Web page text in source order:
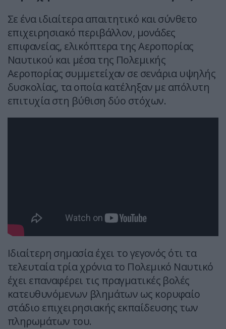
Σε ένα ιδιαίτερα απαιτητικό και σύνθετο
επιχειρησιακό περιβάλλον, μονάδες
επιφανείας, ελικόπτερα της Αεροπορίας
Ναυτικού και μέσα της Πολεμικής
Αεροπορίας συμμετείχαν σε σενάρια υψηλής
δυσκολίας, τα οποία κατέληξαν με απόλυτη
επιτυχία στη βύθιση δύο στόχων.
Ιδιαίτερη σημασία έχει το γεγονός ότι τα
τελευταία τρία χρόνια το Πολεμικό Ναυτικό
έχει επαναφέρει τις πραγματικές βολές
κατευθυνόμενων βλημάτων ως κορυφαίο
στάδιο επιχειρησιακής εκπαίδευσης των
πληρωμάτων του.